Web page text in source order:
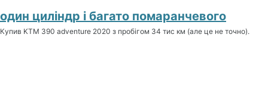
один циліндр і багато помаранчевого
Купив KTM 390 adventure 2020 з пробігом 34 тис км (але це не точно).